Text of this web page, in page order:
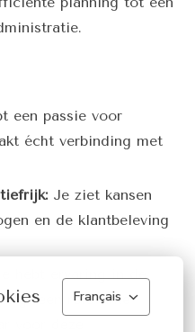
Français
een passie voor
écht verbinding met
Je ziet kansen
en de klantbeleving
hebt ervaring in de
een relevante